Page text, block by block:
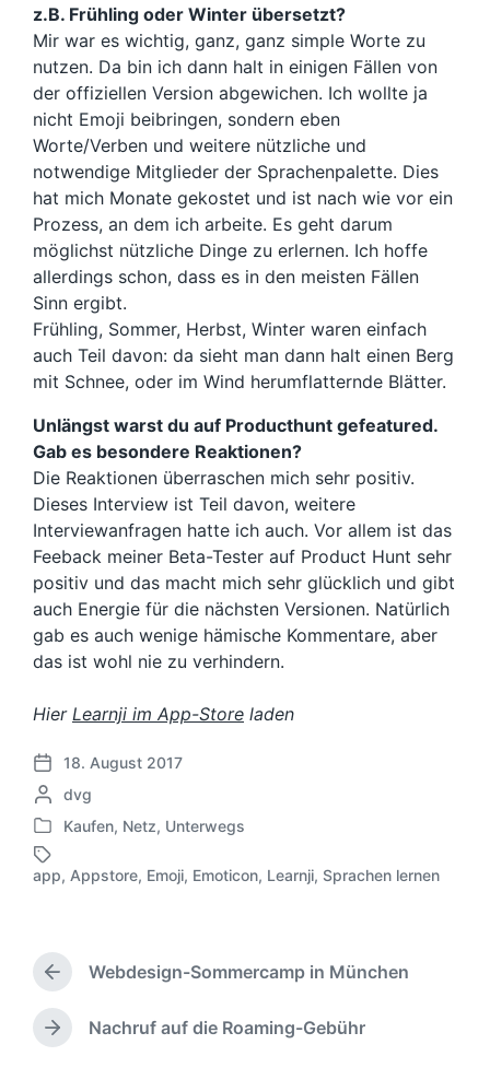
z.B. Frühling oder Winter übersetzt?
Mir war es wichtig, ganz, ganz simple Worte zu
nutzen. Da bin ich dann halt in einigen Fällen von
der offiziellen Version abgewichen. Ich wollte ja
nicht Emoji beibringen, sondern eben
Worte/Verben und weitere nützliche und
notwendige Mitglieder der Sprachenpalette. Dies
hat mich Monate gekostet und ist nach wie vor ein
Prozess, an dem ich arbeite. Es geht darum
möglichst nützliche Dinge zu erlernen. Ich hoffe
allerdings schon, dass es in den meisten Fällen
Sinn ergibt.
Frühling, Sommer, Herbst, Winter waren einfach
auch Teil davon: da sieht man dann halt einen Berg
mit Schnee, oder im Wind herumflatternde Blätter.
Unlängst warst du auf Producthunt gefeatured.
Gab es besondere Reaktionen?
Die Reaktionen überraschen mich sehr positiv.
Dieses Interview ist Teil davon, weitere
Interviewanfragen hatte ich auch. Vor allem ist das
Feeback meiner Beta-Tester auf Product Hunt sehr
positiv und das macht mich sehr glücklich und gibt
auch Energie für die nächsten Versionen. Natürlich
gab es auch wenige hämische Kommentare, aber
das ist wohl nie zu verhindern.
Hier Learnji im App-Store laden
V
e
r
ö
t
l
c
18. August 2017
G
e
c
h
e
b
n
v
dvg
V
e
r
e
t
Kaufen, Netz, Unterwegs
S
a
g
w
ö
app, Appstore, Emoji, Emoticon, Learnji, Sprachen lernen
V
o
r
h
Webdesign-Sommercamp in München
N
Nachruf auf die Roaming-Gebühr